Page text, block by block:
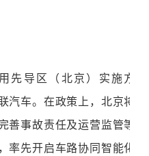
先导区（北京）实施方
汽车。在政策上，北京将
善事故责任及运营监管等
率先开启车路协同智能化